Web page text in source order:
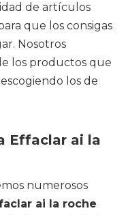
de artículos
que los consigas
Nosotros
los productos que
los de
Effaclar ai la
numerosos
ai la roche